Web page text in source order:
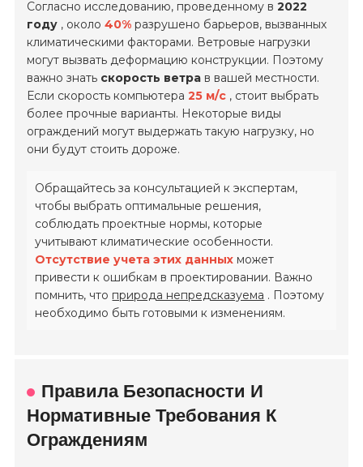
Согласно исследованию, проведенному в2022
году , около40% разрушено барьеров, вызванных
климатическими факторами. Ветровые нагрузки
могут вызвать деформацию конструкции. Поэтому
важно знать скорость ветра в вашей местности.
Если скорость компьютера25 м/с , стоит выбрать
более прочные варианты. Некоторые виды
ограждений могут выдержать такую ​​нагрузку, но
они будут стоить дороже.
Обращайтесь за консультацией к экспертам,
чтобы выбрать оптимальные решения,
соблюдать проектные нормы, которые
учитывают климатические особенности.
Отсутствие учета этих данных может
привести к ошибкам в проектировании. Важно
помнить, что природа непредсказуема . Поэтому
необходимо быть готовыми к изменениям.
Правила Безопасности И
Нормативные Требования К
Ограждениям